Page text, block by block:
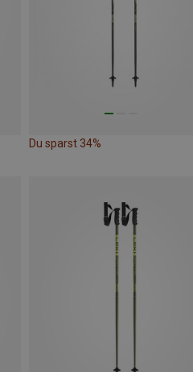
Du sparst 34%